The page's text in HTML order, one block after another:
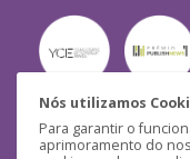
Nós utilizamos
Para garantir o
aprimoramento do